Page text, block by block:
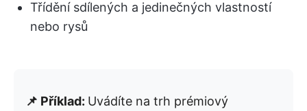
Třídění sdílených a jedinečných vlastností
nebo rysů
📌 Příklad: Uvádíte na trh prémiový